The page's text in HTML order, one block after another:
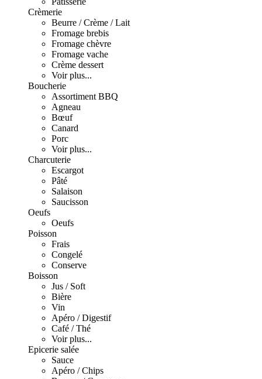
Crèmerie
Beurre / Crème / Lait
Fromage brebis
Fromage chèvre
Fromage vache
Crème dessert
Voir plus...
Boucherie
Assortiment BBQ
Agneau
Bœuf
Canard
Porc
Voir plus...
Charcuterie
Escargot
Pâté
Salaison
Saucisson
Oeufs
Oeufs
Poisson
Frais
Congelé
Conserve
Boisson
Jus / Soft
Bière
Vin
Apéro / Digestif
Café / Thé
Voir plus...
Epicerie salée
Sauce
Apéro / Chips